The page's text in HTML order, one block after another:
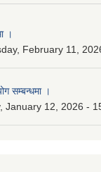
।
February 11,
सम्बन्धमा ।
January 12, 2026 -